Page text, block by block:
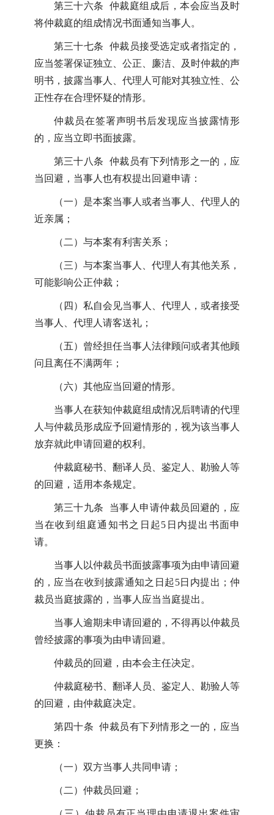
第三十六条 仲裁庭组成后，本会应当及时
将仲裁庭的组成情况书面通知当事人。
第三十七条 仲裁员接受选定或者指定的，
应当签署保证独立、公正、廉洁、及时仲裁的声
明书，披露当事人、代理人可能对其独立性、公
正性存在合理怀疑的情形。
仲裁员在签署声明书后发现应当披露情形
的，应当立即书面披露。
第三十八条 仲裁员有下列情形之一的，应
当回避，当事人也有权提出回避申请：
（一）是本案当事人或者当事人、代理人的
近亲属；
（二）与本案有利害关系；
（三）与本案当事人、代理人有其他关系，
可能影响公正仲裁；
（四）私自会见当事人、代理人，或者接受
当事人、代理人请客送礼；
（五）曾经担任当事人法律顾问或者其他顾
问且离任不满两年；
（六）其他应当回避的情形。
当事人在获知仲裁庭组成情况后聘请的代理
人与仲裁员形成应予回避情形的，视为该当事人
放弃就此申请回避的权利。
仲裁庭秘书、翻译人员、鉴定人、勘验人等
的回避，适用本条规定。
第三十九条 当事人申请仲裁员回避的，应
当在收到组庭通知书之日起5日内提出书面申
请。
当事人以仲裁员书面披露事项为由申请回避
的，应当在收到披露通知之日起5日内提出；仲
裁员当庭披露的，当事人应当当庭提出。
当事人逾期未申请回避的，不得再以仲裁员
曾经披露的事项为由申请回避。
仲裁员的回避，由本会主任决定。
仲裁庭秘书、翻译人员、鉴定人、勘验人等
的回避，由仲裁庭决定。
第四十条 仲裁员有下列情形之一的，应当
更换：
（一）双方当事人共同申请；
（二）仲裁员回避；